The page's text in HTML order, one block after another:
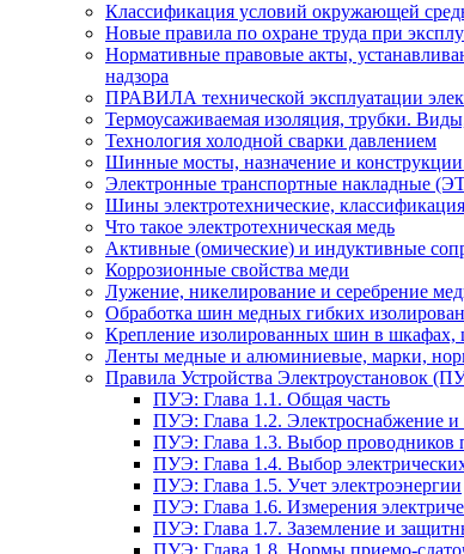
Классификация условий окружающей
Новые правила по охране труда при
Нормативные правовые акты,
надзора
ПРАВИЛА технической эксплуатации
Термоусаживаемая изоляция, трубки.
Технология холодной сварки давлением
Шинные мосты, назначение и
Электронные транспортные накладные
Шины электротехнические,
Что такое электротехническая медь
Активные (омические) и индуктивные
Коррозионные свойства меди
Лужение, никелирование и серебрение
Обработка шин медных гибких
Крепление изолированных шин в
Ленты медные и алюминиевые, марки,
Правила Устройства Электроустановок
ПУЭ: Глава 1.1. Общая часть
ПУЭ: Глава 1.2. Электроснабжение и
ПУЭ: Глава 1.3. Выбор проводников
ПУЭ: Глава 1.4. Выбор
ПУЭ: Глава 1.5. Учет электроэнергии
ПУЭ: Глава 1.6. Измерения
ПУЭ: Глава 1.7. Заземление и
ПУЭ: Глава 1.8. Нормы приемо-